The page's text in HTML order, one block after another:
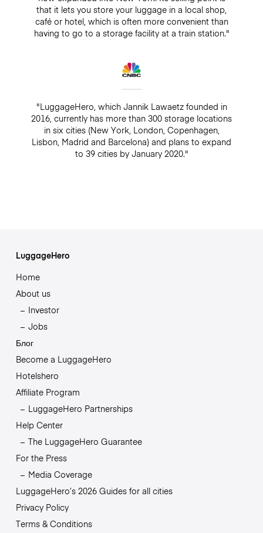
that it lets you store your luggage in a local shop,
café or hotel, which is often more convenient than
having to go to a storage facility at a train station."
"LuggageHero, which Jannik Lawaetz founded in
2016, currently has more than 300 storage locations
in six cities (New York, London, Copenhagen,
Lisbon, Madrid and Barcelona) and plans to expand
to 39 cities by January 2020."
LuggageHero
Home
About us
Investor
Jobs
Блог
Become a LuggageHero
Hotelshero
Affiliate Program
LuggageHero Partnerships
Help Center
The LuggageHero Guarantee
For the Press
Media Coverage
LuggageHero’s 2026 Guides for all cities
Privacy Policy
Terms & Conditions